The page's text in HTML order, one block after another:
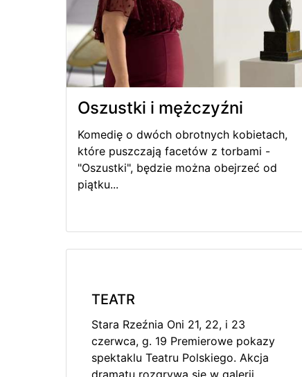
Oszustki i mężczyźni
Komedię o dwóch obrotnych kobietach,
które puszczają facetów z torbami -
"Oszustki", będzie można obejrzeć od
piątku...
TEATR
Stara Rzeźnia Oni 21, 22, i 23
czerwca, g. 19 Premierowe pokazy
spektaklu Teatru Polskiego. Akcja